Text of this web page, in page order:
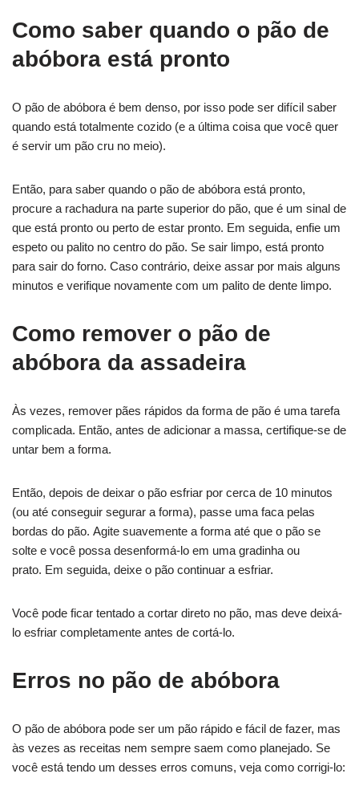
Como saber quando o pão de
abóbora está pronto
O pão de abóbora é bem denso, por isso pode ser difícil saber
quando está totalmente cozido (e a última coisa que você quer
é servir um pão cru no meio).
Então, para saber quando o pão de abóbora está pronto,
procure a rachadura na parte superior do pão, que é um sinal de
que está pronto ou perto de estar pronto. Em seguida, enfie um
espeto ou palito no centro do pão. Se sair limpo, está pronto
para sair do forno. Caso contrário, deixe assar por mais alguns
minutos e verifique novamente com um palito de dente limpo.
Como remover o pão de
abóbora da assadeira
Às vezes, remover pães rápidos da forma de pão é uma tarefa
complicada. Então, antes de adicionar a massa, certifique-se de
untar bem a forma.
Então, depois de deixar o pão esfriar por cerca de 10 minutos
(ou até conseguir segurar a forma), passe uma faca pelas
bordas do pão. Agite suavemente a forma até que o pão se
solte e você possa desenformá-lo em uma gradinha ou
prato. Em seguida, deixe o pão continuar a esfriar.
Você pode ficar tentado a cortar direto no pão, mas deve deixá-
lo esfriar completamente antes de cortá-lo.
Erros no pão de abóbora
O pão de abóbora pode ser um pão rápido e fácil de fazer, mas
às vezes as receitas nem sempre saem como planejado. Se
você está tendo um desses erros comuns, veja como corrigi-lo: